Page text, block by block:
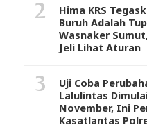
Hima KRS
Buruh Adalah
Wasnaker
Jeli Lihat Aturan
Uji Coba
Lalulintas
November, Ini
Kasatlantas